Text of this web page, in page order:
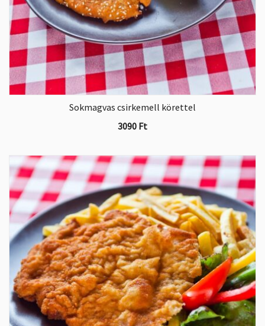
Sokmagvas csirkemell körettel
3090 Ft